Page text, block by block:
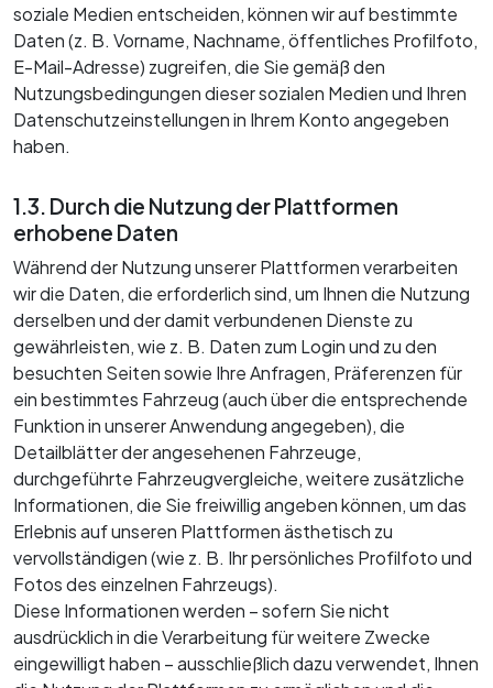
soziale Medien entscheiden, können wir auf bestimmte
Daten (z. B. Vorname, Nachname, öffentliches Profilfoto,
E-Mail-Adresse) zugreifen, die Sie gemäß den
Nutzungsbedingungen dieser sozialen Medien und Ihren
Datenschutzeinstellungen in Ihrem Konto angegeben
haben.
1.3. Durch die Nutzung der Plattformen
erhobene Daten
Während der Nutzung unserer Plattformen verarbeiten
wir die Daten, die erforderlich sind, um Ihnen die Nutzung
derselben und der damit verbundenen Dienste zu
gewährleisten, wie z. B. Daten zum Login und zu den
besuchten Seiten sowie Ihre Anfragen, Präferenzen für
ein bestimmtes Fahrzeug (auch über die entsprechende
Funktion in unserer Anwendung angegeben), die
Detailblätter der angesehenen Fahrzeuge,
durchgeführte Fahrzeugvergleiche, weitere zusätzliche
Informationen, die Sie freiwillig angeben können, um das
Erlebnis auf unseren Plattformen ästhetisch zu
vervollständigen (wie z. B. Ihr persönliches Profilfoto und
Fotos des einzelnen Fahrzeugs).
Diese Informationen werden – sofern Sie nicht
ausdrücklich in die Verarbeitung für weitere Zwecke
eingewilligt haben – ausschließlich dazu verwendet, Ihnen